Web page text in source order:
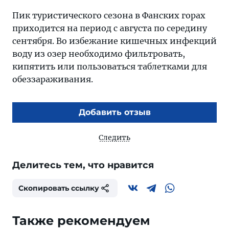
Пик туристического сезона в Фанских горах
приходится на период с августа по середину
сентября. Во избежание кишечных инфекций
воду из озер необходимо фильтровать,
кипятить или пользоваться таблетками для
обеззараживания.
Добавить отзыв
Следить
Делитесь тем, что нравится
Скопировать ссылку
Также рекомендуем